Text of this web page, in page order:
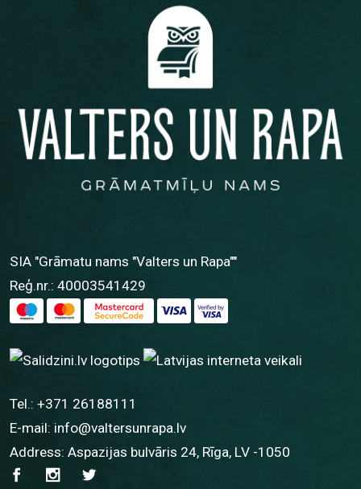
SIA "Grāmatu nams "Valters un Rapa""
Reģ.nr.: 40003541429
Tel.: +371 26188111
E-mail: info@valtersunrapa.lv
Address: Aspazijas bulvāris 24, Rīga, LV -1050